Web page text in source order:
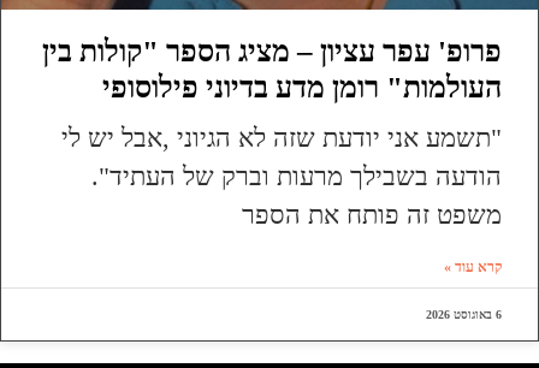
פרופ' עפר עציון – מציג הספר "קולות בין
העולמות" רומן מדע בדיוני פילוסופי
"תשמע אני יודעת שזה לא הגיוני ,אבל יש לי
הודעה בשבילך מרעות וברק של העתיד".
משפט זה פותח את הספר
קרא עוד »
6 באוגוסט 2026